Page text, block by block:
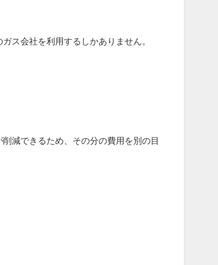
ス会社を利用するしかありません。
減できるため、その分の費用を別の目